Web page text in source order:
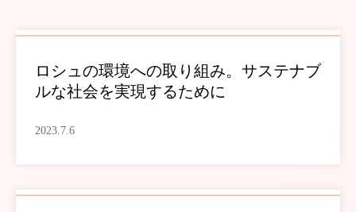
ロシュの環境への取り組み。サステナブ
ルな社会を実現するために
2023.7.6